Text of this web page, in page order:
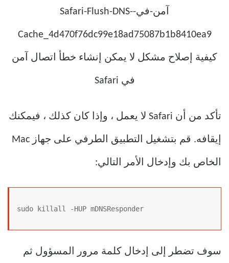
تأكد من أن Safari لا يعمل ، وإذا كان كذلك ، فيمكنك
إيقافه. قم بتشغيل التطبيق الطرفي على جهاز Mac
الخاص بك وإدخال الأمر التالي:
sudo killall -HUP mDNSResponder
سوف تضطر إلى إدخال كلمة مرور المسؤول ثم